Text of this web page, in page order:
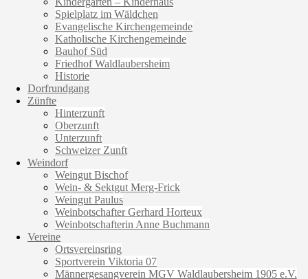
Spielplatz im Wäldchen
Evangelische Kirchengemeinde
Katholische Kirchengemeinde
Bauhof Süd
Friedhof Waldlaubersheim
Historie
Dorfrundgang
Zünfte
Hinterzunft
Oberzunft
Unterzunft
Schweizer Zunft
Weindorf
Weingut Bischof
Wein- & Sektgut Merg-Frick
Weingut Paulus
Weinbotschafter Gerhard Horteux
Weinbotschafterin Anne Buchmann
Vereine
Ortsvereinsring
Sportverein Viktoria 07
Männergesangverein MGV Waldlaubersheim 1905 e.V.